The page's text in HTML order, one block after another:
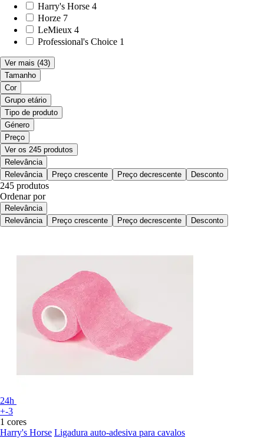
Harry's Horse 4
Horze 7
LeMieux 4
Professional's Choice 1
Ver mais (43)
Tamanho
Cor
Grupo etário
Tipo de produto
Género
Preço
Ver os 245 produtos
Relevância
Relevância
Preço crescente Preço decrescente Desconto
245 produtos
Ordenar por
Relevância
Relevância
Preço crescente Preço decrescente Desconto
24h
+-3
1 cores
Harry's Horse Ligadura auto-adesiva para cavalos